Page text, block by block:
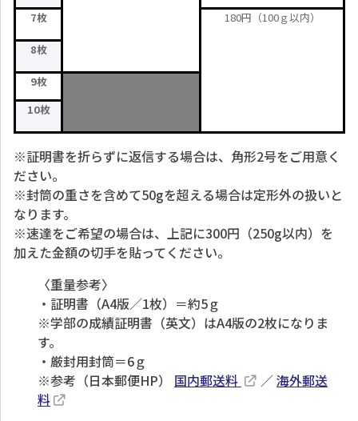
7枚 180円（100ｇ以内）
8枚
9枚
10枚
※証明書を折らずに返信する場合は、角形2号をご用意く
ださい。
※封筒の重さを含めて50gを超える場合は定形外の扱いと
なります。
※速達をご希望の場合は、上記に300円（250g以内）を
加えた金額の切手を貼ってください。
〈重量参考〉
・証明書（A4版／1枚）＝約5ｇ
※学部の成績証明書（英文）はA4版の2枚になりま
す。
・厳封用封筒＝6ｇ
※参考（日本郵便HP） 国内郵送料 ／海外郵送
料